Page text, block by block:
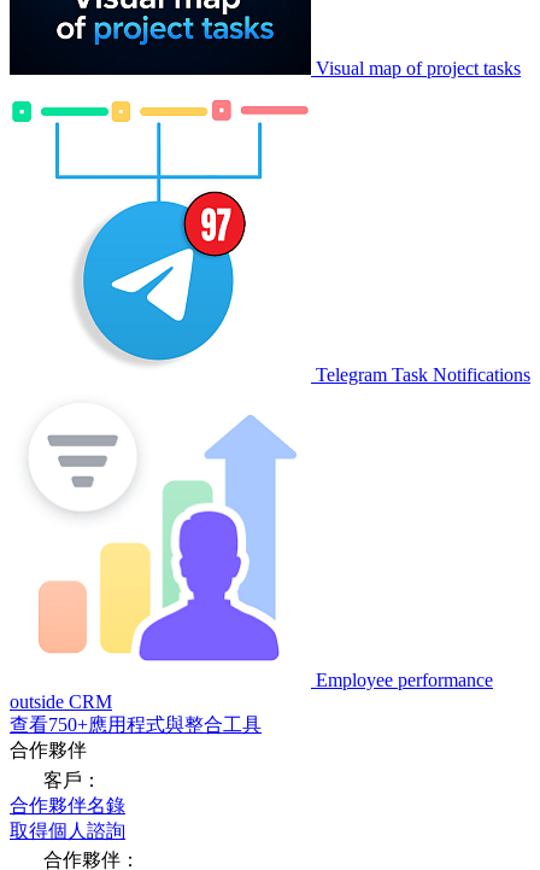
Visual map of project tasks
Telegram Task Notifications
Employee performance
outside CRM
查看750+應用程式與整合工具
合作夥伴
客戶：
合作夥伴名錄
取得個人諮詢
合作夥伴：